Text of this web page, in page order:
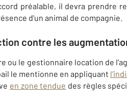
préalable, il devra prendre
d'un animal de compagnie.
contre les
ou le gestionnaire location de
le mentionne en appliquant
en zone tendue des règles